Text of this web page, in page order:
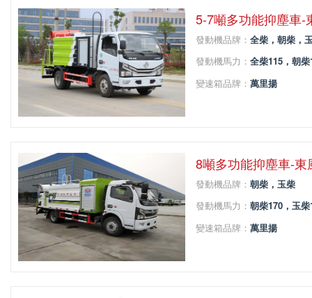
5-7噸多功能抑塵車-
發動機品牌： 全柴，朝柴，
發動機馬力： 全柴115，朝
變速箱品牌： 萬里揚
8噸多功能抑塵車-
發動機品牌： 朝柴，玉柴
發動機馬力： 朝柴170，玉柴
變速箱品牌： 萬里揚